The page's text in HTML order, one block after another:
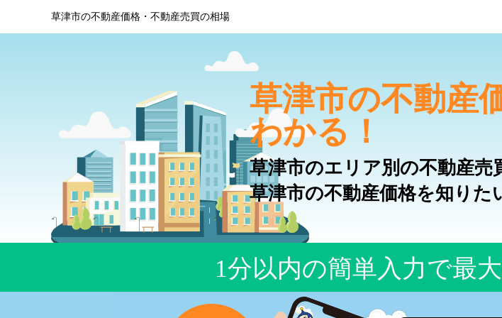
草津市の不動産価格・不動産売買の相場
草津市の不動産
わかる！
草津市のエリア別の不動産売
草津市の不動産価格を知りた
1分以内の簡単入力で最大